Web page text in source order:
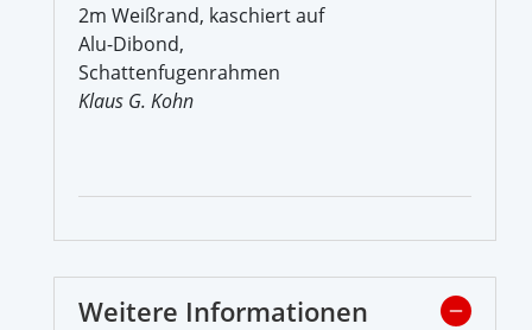
2m Weißrand, kaschiert auf
Alu-Dibond,
Schattenfugenrahmen
Klaus G. Kohn
Weitere Informationen